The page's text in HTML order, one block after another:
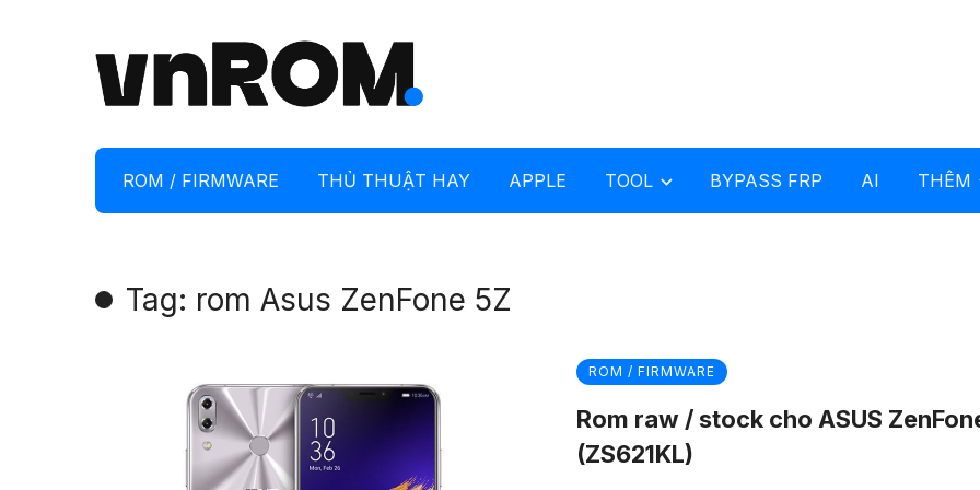
ROM / FIRMWARE THỦ THUẬT HAY APPLE TOOL BYPASS FRP AI THÊM
Tag: rom Asus ZenFone 5Z
ROM / FIRMWARE
Rom raw / stock cho ASUS
(ZS621KL)